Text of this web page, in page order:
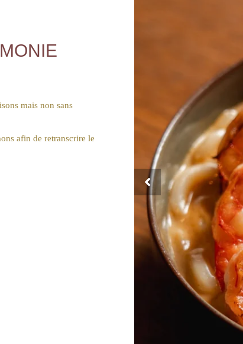
mais non sans
afin de retranscrire le